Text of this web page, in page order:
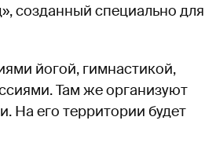
созданный специально для
йогой, гимнастикой,
Там же организуют
На его территории будет